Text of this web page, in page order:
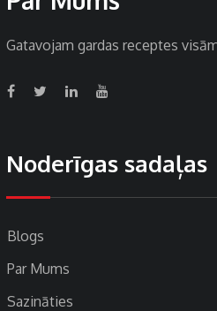
Gatavojam gardas receptes
Noderīgas sadaļas
Blogs
Par Mums
Sazināties